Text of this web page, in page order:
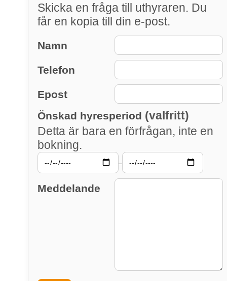
Skicka en fråga till uthyraren. Du
får en kopia till din e-post.
Namn
Telefon
Epost
Önskad hyresperiod (valfritt)
Detta är bara en förfrågan, inte en
bokning.
–
Meddelande